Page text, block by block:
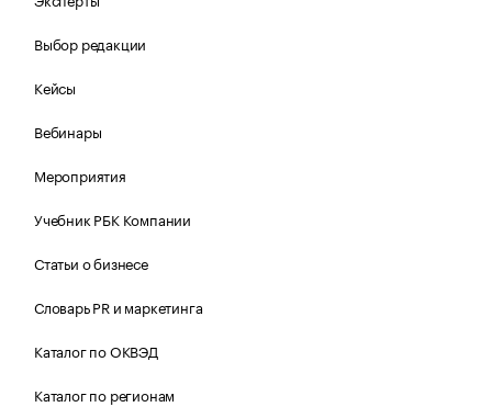
Выбор редакции
Кейсы
Вебинары
Мероприятия
Учебник РБК Компании
Статьи о бизнесе
Словарь PR и маркетинга
Каталог по ОКВЭД
Каталог по регионам